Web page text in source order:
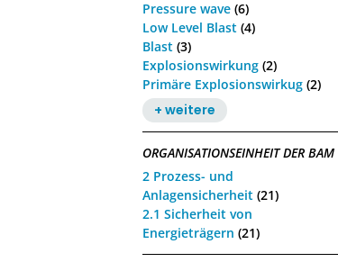
Pressure wave (6)
Low Level Blast (4)
Blast (3)
Explosionswirkung (2)
Primäre Explosionswirkug (2)
+ weitere
ORGANISATIONSEINHEIT DER BAM
2 Prozess- und
Anlagensicherheit (21)
2.1 Sicherheit von
Energieträgern (21)